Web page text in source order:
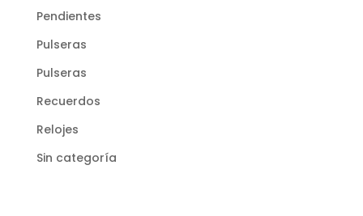
Pendientes
Pulseras
Pulseras
Recuerdos
Relojes
Sin categoría